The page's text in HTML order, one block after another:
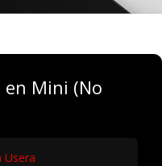
en Mini (No
Usera